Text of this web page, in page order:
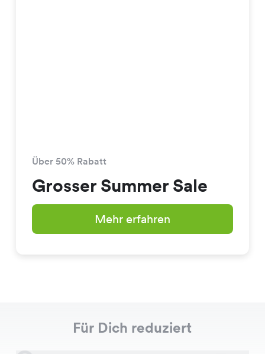
Über 50% Rabatt
Grosser Summer Sale
Mehr erfahren
Für Dich reduziert